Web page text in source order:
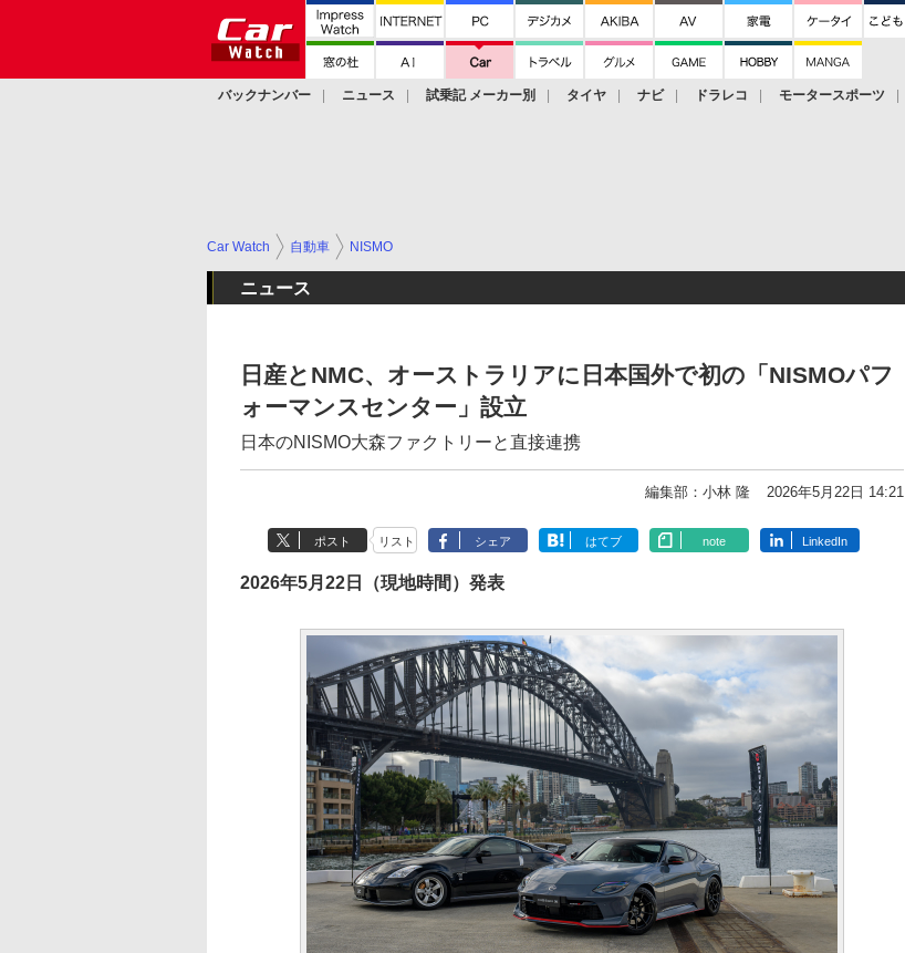
バックナンバー ニュース 試乗記 メーカー別 タイヤ ナビ ドラレコ モータースポーツ
Car Watch 自動車 NISMO
ニュース
日産とNMC、オーストラリアに日本国外で初の「NISMOパフ
ォーマンスセンター」設立
日本のNISMO大森ファクトリーと直接連携
編集部：小林 隆 2026年5月22日 14:21
ポスト リスト シェア はてブ note LinkedIn
2026年5月22日（現地時間）発表